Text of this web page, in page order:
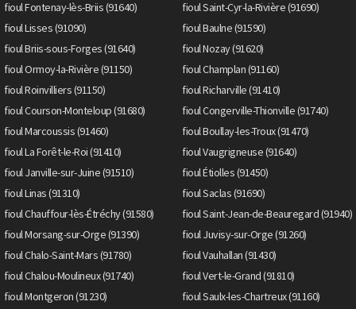
fioul Fontenay-lès-Briis (91640)
fioul Saint-Cyr-la-Rivière (91690)
fioul Lisses (91090)
fioul Baulne (91590)
fioul Briis-sous-Forges (91640)
fioul Nozay (91620)
fioul Ormoy-la-Rivière (91150)
fioul Champlan (91160)
fioul Roinvilliers (91150)
fioul Richarville (91410)
fioul Courson-Monteloup (91680)
fioul Congerville-Thionville (91740)
fioul Marcoussis (91460)
fioul Boullay-les-Troux (91470)
fioul La Forêt-le-Roi (91410)
fioul Vaugrigneuse (91640)
fioul Janville-sur-Juine (91510)
fioul Étiolles (91450)
fioul Linas (91310)
fioul Saclas (91690)
fioul Chauffour-lès-Étréchy (91580)
fioul Saint-Jean-de-Beauregard (91940)
fioul Morsang-sur-Orge (91390)
fioul Juvisy-sur-Orge (91260)
fioul Chalo-Saint-Mars (91780)
fioul Vauhallan (91430)
fioul Chalou-Moulineux (91740)
fioul Vert-le-Grand (91810)
fioul Montgeron (91230)
fioul Saulx-les-Chartreux (91160)